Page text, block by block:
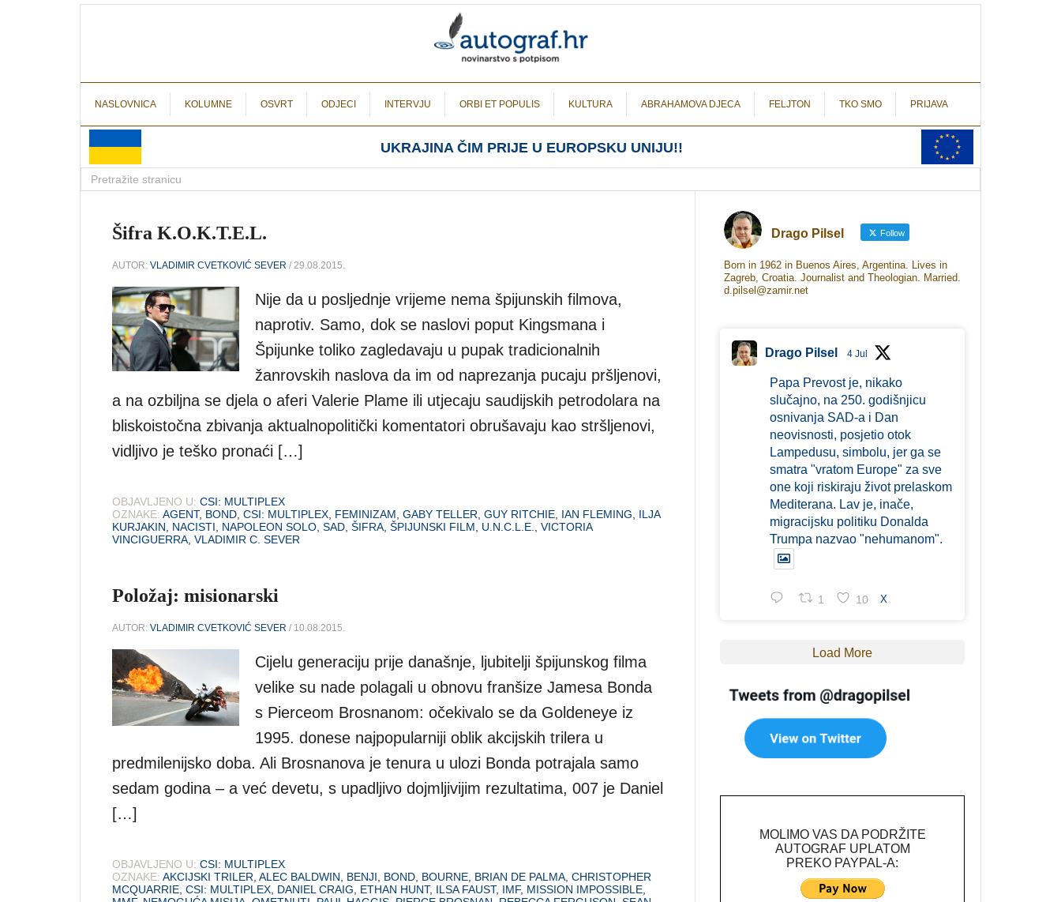
NASLOVNICA KOLUMNE OSVRT ODJECI INTERVJU ORBI ET POPULIS KULTURA ABRAHAMOVA DJECA FELJTON TKO SMO PRIJAVA
UKRAJINA ČIM PRIJE U EUROPSKU UNIJU!!
Šifra K.O.K.T.E.L.
AUTOR: VLADIMIR CVETKOVIĆ SEVER / 29.08.2015.
Nije da u posljednje vrijeme nema špijunskih filmova,
naprotiv. Samo, dok se naslovi poput Kingsmana i
Špijunke toliko zagledavaju u pupak tradicionalnih
žanrovskih naslova da im od naprezanja pucaju pršljenovi,
a na ozbiljna se djela o aferi Valerie Plame ili utjecaju saudijskih petrodolara na
bliskoistočna zbivanja aktualnopolitički komentatori obrušavaju kao stršljenovi,
vidljivo je teško pronaći […]
OBJAVLJENO U: CSI: MULTIPLEX
OZNAKE: AGENT, BOND CSI: MULTIPLEX FEMINIZAM GABY TELLER GUY RITCHIE IAN FLEMING
ILJA
KURJAKIN
NACISTI NAPOLEON SOLO SAD ŠIFRA ŠPIJUNSKI FILM U.N.C.L.E.
VICTORIA
VINCIGUERRA VLADIMIR C. SEVER
Položaj: misionarski
AUTOR: VLADIMIR CVETKOVIĆ SEVER / 10.08.2015.
Cijelu generaciju prije današnje, ljubitelji špijunskog filma
velike su nade polagali u obnovu franšize Jamesa Bonda
s Pierceom Brosnanom: očekivalo se da Goldeneye iz
1995. donese najpopularniji oblik akcijskih trilera u
predmilenijsko doba. Ali Brosnanova je tenura u ulozi Bonda potrajala samo
sedam godina – a već devetu, s upadljivo dojmljivijim rezultatima, 007 je Daniel
[…]
OBJAVLJENO U: CSI: MULTIPLEX
OZNAKE: AKCIJSKI TRILER ALEC BALDWIN BENJI BOND BOURNE BRIAN DE PALMA CHRISTOPHER
MCQUARRIE CSI: MULTIPLEX DANIEL CRAIG ETHAN HUNT, ILSA FAUST, IMF, MISSION IMPOSSIBLE
Drago Pilsel Follow
Born in 1962 in Buenos Aires, Argentina. Lives in
Zagreb, Croatia. Journalist and Theologian. Married.
d.pilsel@zamir.net
Drago Pilsel 4 Jul
Papa Prevost je, nikako
slučajno, na 250. godišnjicu
osnivanja SAD-a i Dan
neovisnosti, posjetio otok
Lampedusu, simbolu, jer ga se
smatra "vratom Europe" za sve
one koji riskiraju život prelaskom
Mediterana. Lav je, inače,
migracijsku politiku Donalda
Trumpa nazvao "nehumanom".
1 10 X
Load More
MOLIMO VAS DA PODRŽITE
AUTOGRAF UPLATOM
PREKO PAYPAL-A: